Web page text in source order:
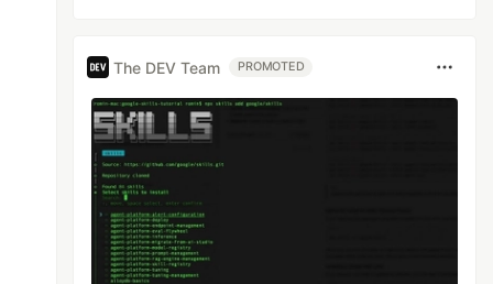
The DEV Team PROMOTED